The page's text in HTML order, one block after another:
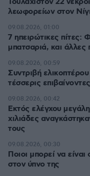
λεωφορείων στον
7 ηπειρώτικες πίτες:
μπατσαριά, και
09.08.2026, 01:00
Συντριβή
τέσσερις επιβαίνοντες
09.08.2026, 00:59
Εκτός ελέγχου
χιλιάδες
τους
09.08.2026, 00:42
Ποιοι μπορεί να είναι
στον ύπνο της
09.08.2026, 00:30